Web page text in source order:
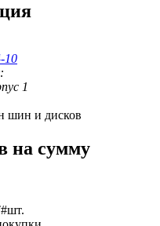
10
1
шин и дисков
на сумму
шт.